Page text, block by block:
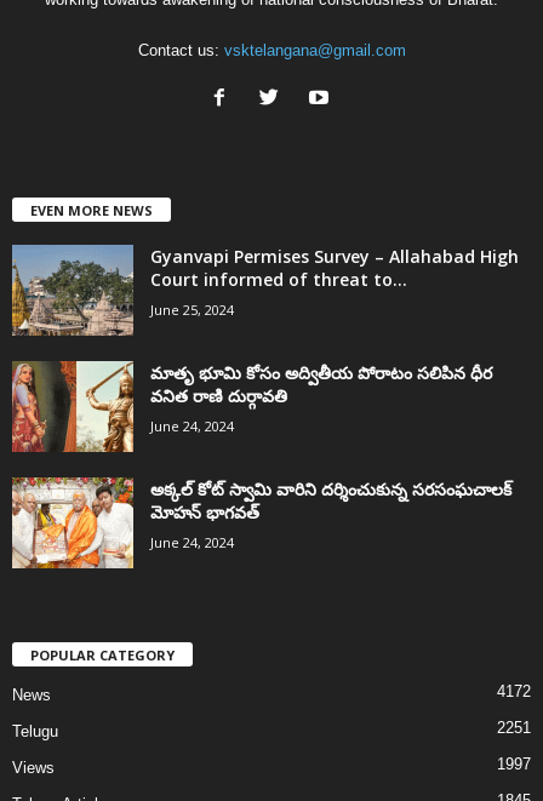
Contact us: vsktelangana@gmail.com
EVEN MORE NEWS
Gyanvapi Permises Survey – Allahabad High
Court informed of threat to...
June 25, 2024
మాతృ భూమి కోసం అద్వితీయ పోరాటం సలిపిన ధీర
వనిత రాణి దుర్గావతి
June 24, 2024
అక్కల్‌ కోట్‌ స్వామి వారిని దర్శించుకున్న సరసంఘచాలక్
మోహన్ భాగవత్
June 24, 2024
POPULAR CATEGORY
News 4172
Telugu 2251
Views 1997